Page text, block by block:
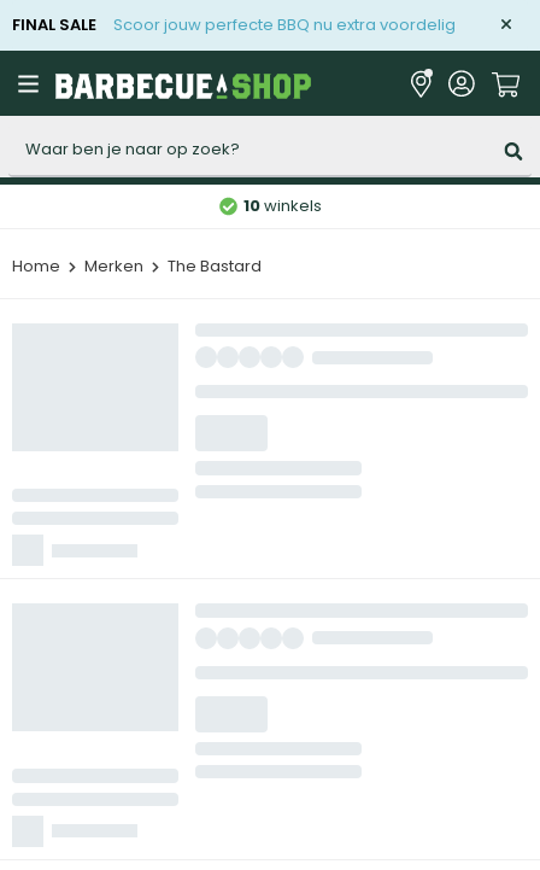
FINAL SALE Scoor jouw perfecte BBQ nu extra voordelig
10winkels
Home Merken The Bastard